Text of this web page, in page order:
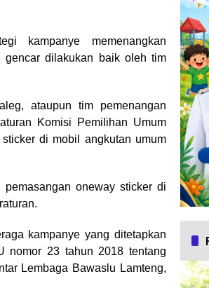
kampanye memenangkan
dilakukan baik oleh tim
ataupun tim pemenangan
Komisi Pemilihan Umum
di mobil angkutan umum
oneway sticker di
kampanye yang ditetapkan
nomor 23 tahun 2018 tentang
Lembaga Bawaslu Lamteng,